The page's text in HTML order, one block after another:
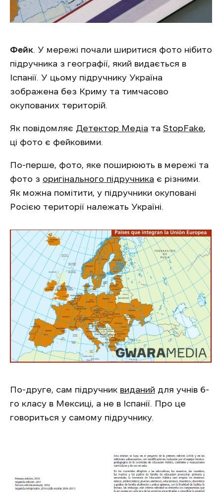
Фейк. У мережі почали ширитися фото нібито
підручника з географії, який видається в
Іспанії. У цьому підручнику Україна
зображена без Криму та тимчасово
окупованих територій.
Як повідомляє Детектор Медіа та StopFake,
ці фото є фейковими.
По-перше, фото, яке поширюють в мережі та
фото з оригінального підручника є різними.
Як можна помітити, у підручники окуповані
Росією території належать Україні.
По-друге, сам підручник виданий для учнів 6-
го класу в Мексиці, а не в Іспанії. Про це
говориться у самому підручнику.